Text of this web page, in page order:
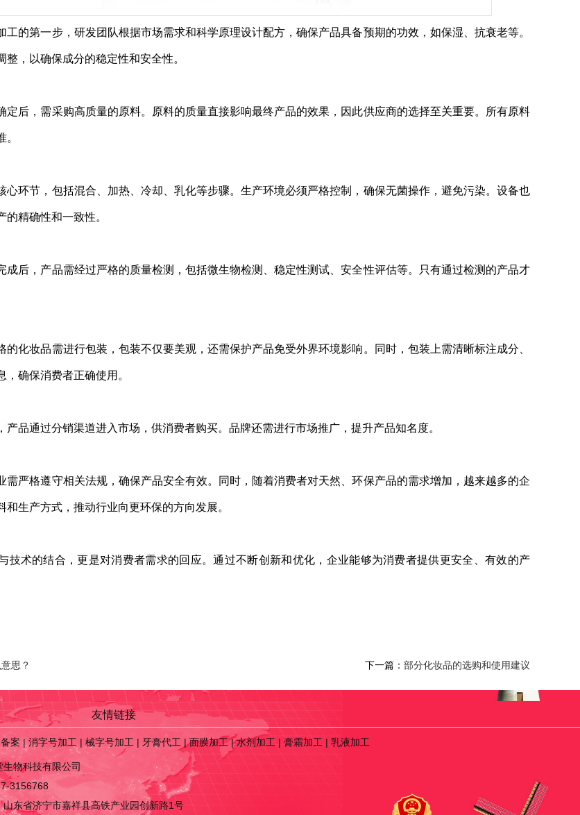
的第一步，研发团队根据市场需求和科学原理设计配方，确保产品具备预期的功效，如保湿、抗衰老等。
，以确保成分的稳定性和安全性。
定后，需采购高质量的原料。原料的质量直接影响最终产品的效果，因此供应商的选择至关重要。所有原料
环节，包括混合、加热、冷却、乳化等步骤。生产环境必须严格控制，确保无菌操作，避免污染。设备也
精确性和一致性。
后，产品需经过严格的质量检测，包括微生物检测、稳定性测试、安全性评估等。只有通过检测的产品才
化妆品需进行包装，包装不仅要美观，还需保护产品免受外界环境影响。同时，包装上需清晰标注成分、
确保消费者正确使用。
品通过分销渠道进入市场，供消费者购买。品牌还需进行市场推广，提升产品知名度。
需严格遵守相关法规，确保产品安全有效。同时，随着消费者对天然、环保产品的需求增加，越来越多的企
和生产方式，推动行业向更环保的方向发展。
技术的结合，更是对消费者需求的回应。通过不断创新和优化，企业能够为消费者提供更安全、有效的产
思？ 下一篇： 部分化妆品的选购和使用建议
友情链接
案 | 消字号加工 | 械字号加工 | 牙膏代工 |面膜加工|水剂加工 | 膏霜加工 | 乳液加工
生物科技有限公司
3156768
山东省济宁市嘉祥县高铁产业园创新路1号